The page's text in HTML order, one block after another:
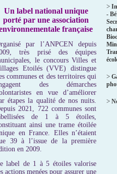
Un label national unique
porté par une association
française
par l’ANPCEN depuis
très prisé des équipes
le concours Villes et
Etoilés (VVE) distingue
communes et des territoires qui
des démarches
en vue d’améliorer
étapes la qualité de nos nuits.
2021, 722 communes sont
de 1 à 5 étoiles,
ainsi une trame étoilée
en France. Elles n’étaient
39 à l’issue de la première
en 2009.
label de 1 à 5 étoiles valorise
actions menées pour assurer une
>
-
>
>